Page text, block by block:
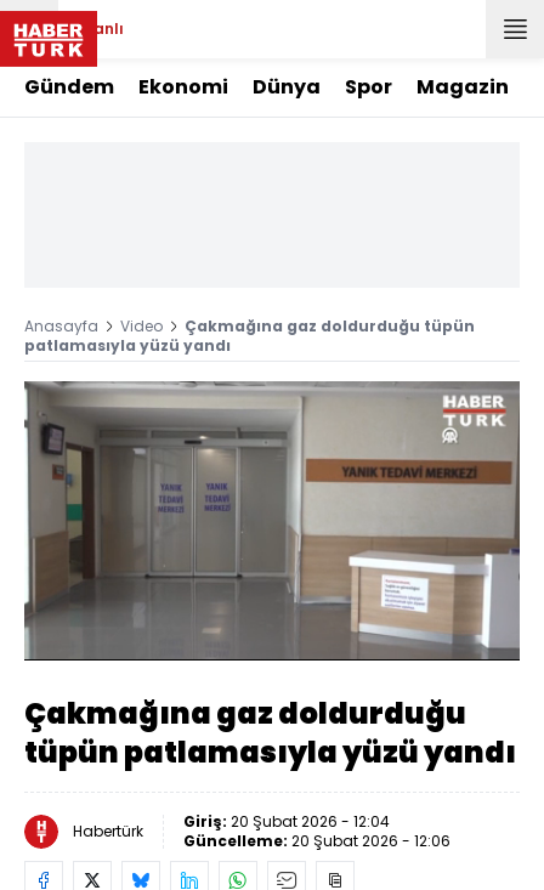
Canlı
Gündem Ekonomi Dünya Spor Magazin
Anasayfa Video
Çakmağına gaz doldurduğu tüpün
patlamasıyla yüzü yandı
Aç
20.78%
Oynatma
Hızı
Çakmağına gaz doldurduğu
tüpün patlamasıyla yüzü yandı
Habertürk Giriş: 20 Şubat 2026 - 12:04
Güncelleme: 20 Şubat 2026 - 12:06